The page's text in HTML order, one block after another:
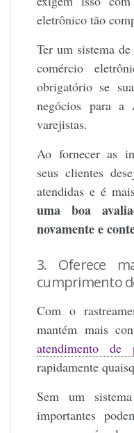
eletrônico tão
Ter um sistema
comércio
obrigatório se
negócios para a
varejistas.
Ao fornecer as
seus clientes
atendidas e é
uma boa
novamente e
3. Oferece
cumprimento
Com o
mantém mais
atendimento de
rapidamente
Sem um
importantes